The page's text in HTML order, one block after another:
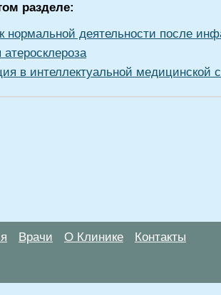
разделе:
нормальной деятельности после
в интеллектуальной медицинской
Врачи О Клинике Контакты